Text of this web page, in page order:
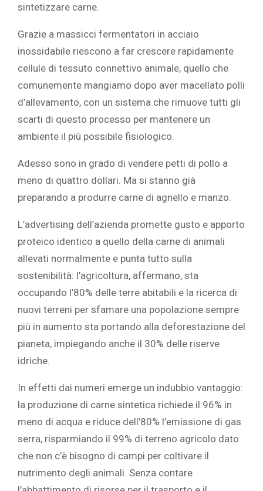
sintetizzare carne.
Grazie a massicci fermentatori in acciaio
inossidabile riescono a far crescere rapidamente
cellule di tessuto connettivo animale, quello che
comunemente mangiamo dopo aver macellato polli
d’allevamento, con un sistema che rimuove tutti gli
scarti di questo processo per mantenere un
ambiente il più possibile fisiologico.
Adesso sono in grado di vendere petti di pollo a
meno di quattro dollari. Ma si stanno già
preparando a produrre carne di agnello e manzo.
L’advertising dell’azienda promette gusto e apporto
proteico identico a quello della carne di animali
allevati normalmente e punta tutto sulla
sostenibilità: l’agricoltura, affermano, sta
occupando l’80% delle terre abitabili e la ricerca di
nuovi terreni per sfamare una popolazione sempre
più in aumento sta portando alla deforestazione del
pianeta, impiegando anche il 30% delle riserve
idriche.
In effetti dai numeri emerge un indubbio vantaggio:
la produzione di carne sintetica richiede il 96% in
meno di acqua e riduce dell’80% l’emissione di gas
serra, risparmiando il 99% di terreno agricolo dato
che non c’è bisogno di campi per coltivare il
nutrimento degli animali. Senza contare